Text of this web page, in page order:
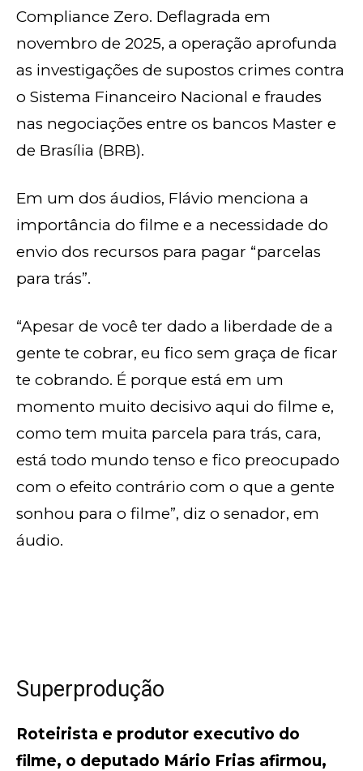
Compliance Zero. Deflagrada em
novembro de 2025, a operação aprofunda
as investigações de supostos crimes contra
o Sistema Financeiro Nacional e fraudes
nas negociações entre os bancos Master e
de Brasília (BRB).
Em um dos áudios, Flávio menciona a
importância do filme e a necessidade do
envio dos recursos para pagar “parcelas
para trás”.
“Apesar de você ter dado a liberdade de a
gente te cobrar, eu fico sem graça de ficar
te cobrando. É porque está em um
momento muito decisivo aqui do filme e,
como tem muita parcela para trás, cara,
está todo mundo tenso e fico preocupado
com o efeito contrário com o que a gente
sonhou para o filme”, diz o senador, em
áudio.
Superprodução
Roteirista e produtor executivo do
filme, o deputado Mário Frias afirmou,